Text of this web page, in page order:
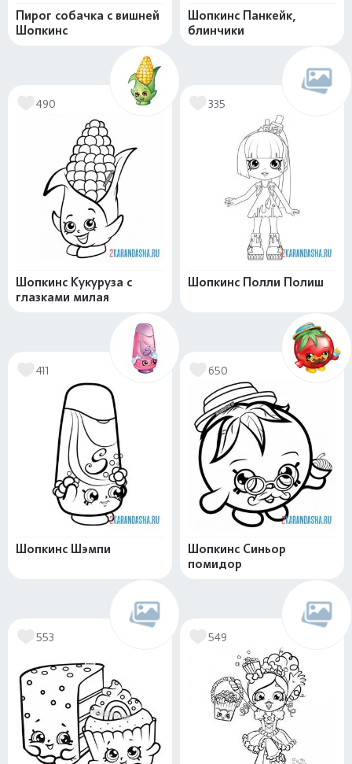
Пирог собачка с вишней
Шопкинс
Шопкинс Панкейк,
блинчики
490
Шопкинс Кукуруза с
глазками милая
335
Шопкинс Полли Полиш
411
Шопкинс Шэмпи
650
Шопкинс Синьор
помидор
553 549